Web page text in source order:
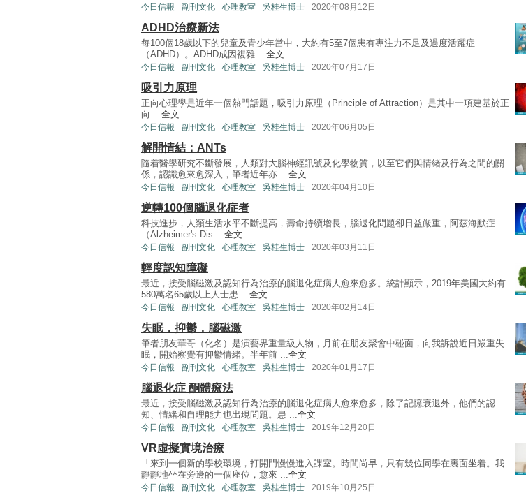
今日信報 副刊文化 心理教室 吳桂生博士 2020年08月12日
ADHD治療新法
每100個18歲以下的兒童及青少年當中，大約有5至7個患有專注力不足及過度活躍症
（ADHD）。ADHD成因複雜 ...全文
今日信報 副刊文化 心理教室 吳桂生博士 2020年07月17日
吸引力原理
正向心理學是近年一個熱門話題，吸引力原理（Principle of Attraction）是其中一項建基於正
向 ...全文
今日信報 副刊文化 心理教室 吳桂生博士 2020年06月05日
解開情結：ANTs
隨着醫學研究不斷發展，人類對大腦神經訊號及化學物質，以至它們與情緒及行為之間的關
係，認識愈來愈深入，筆者近年亦 ...全文
今日信報 副刊文化 心理教室 吳桂生博士 2020年04月10日
逆轉100個腦退化症者
科技進步，人類生活水平不斷提高，壽命持續增長，腦退化問題卻日益嚴重，阿茲海默症
（Alzheimer's Dis ...全文
今日信報 副刊文化 心理教室 吳桂生博士 2020年03月11日
輕度認知障礙
最近，接受腦磁激及認知行為治療的腦退化症病人愈來愈多。統計顯示，2019年美國大約有
580萬名65歲以上人士患 ...全文
今日信報 副刊文化 心理教室 吳桂生博士 2020年02月14日
失眠．抑鬱．腦磁激
筆者朋友華哥（化名）是演藝界重量級人物，月前在朋友聚會中碰面，向我訴說近日嚴重失
眠，開始察覺有抑鬱情緒。半年前 ...全文
今日信報 副刊文化 心理教室 吳桂生博士 2020年01月17日
腦退化症 酮體療法
最近，接受腦磁激及認知行為治療的腦退化症病人愈來愈多，除了記憶衰退外，他們的認
知、情緒和自理能力也出現問題。患 ...全文
今日信報 副刊文化 心理教室 吳桂生博士 2019年12月20日
VR虛擬實境治療
「來到一個新的學校環境，打開門慢慢進入課室。時間尚早，只有幾位同學在裏面坐着。我
靜靜地坐在旁邊的一個座位，愈來 ...全文
今日信報 副刊文化 心理教室 吳桂生博士 2019年10月25日